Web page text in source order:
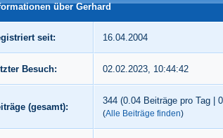
über Gerhard
seit: 16.04.2004
Besuch: 02.02.2023, 10:44:42
(gesamt):
344 (0.04 Beiträge pro Tag |
(Alle Beiträge finden)